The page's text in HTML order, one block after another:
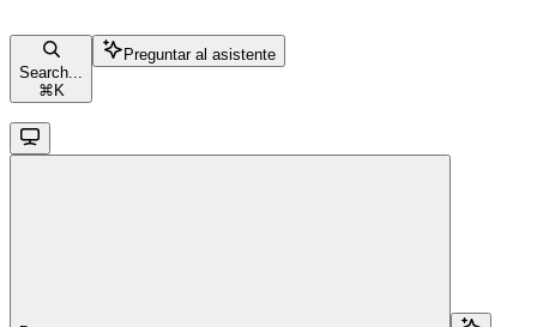
Search...
⌘ K
Preguntar al asistente